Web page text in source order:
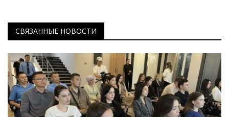
СВЯЗАННЫЕ НОВОСТИ